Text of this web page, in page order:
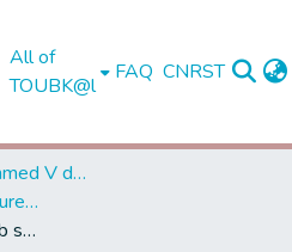
All of
TOUBK@l
FAQ CNRST
Université Mohammed V de Rabat
Ecole Nationale Supérieure d'Informatique et d'Analyse des Systèmes - Rabat
Le Web social et le Web sémantique pour la recommandation de ressources pédagogiques